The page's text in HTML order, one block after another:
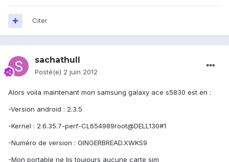
Citer
sachathull
Posté(e) 2 juin 2012
Alors voila maintenant mon samsung galaxy ace s5830 est en :
-Version android : 2.3.5
-Kernel : 2.6.35.7-perf-CL654989root@DELL130#1
-Numéro de version : GINGERBREAD.XWKS9
-Mon portable ne lis toujours aucune carte sim